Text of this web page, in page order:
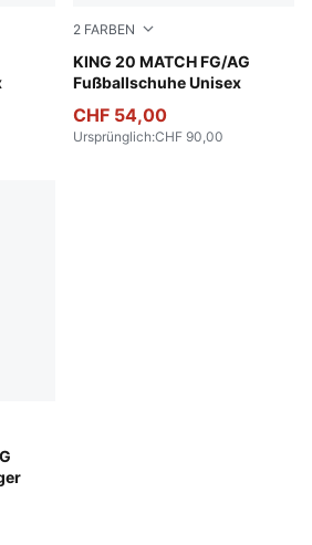
Red-Yellow Alert
2 FARBEN
KING 20 MATCH FG/AG
Fußballschuhe Unisex
PUMA White-Glowing Red-
CHF 54,00
Ursprünglich:CHF 90,00
Red-Yellow Alert